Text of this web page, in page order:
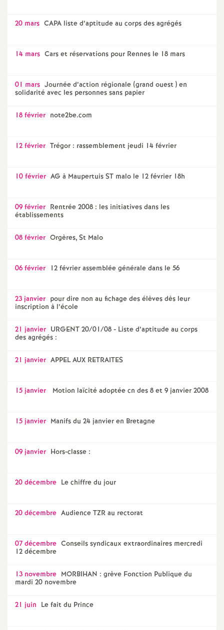
20 mars CAPA liste d’aptitude au corps des agrégés
14 mars Cars et réservations pour Rennes le 18 mars
01 mars Journée d’action régionale (grand ouest ) en
solidarité avec les personnes sans papier
18 février note2be.com
12 février Trégor : rassemblement jeudi 14 février
10 février AG à Maupertuis ST malo le 12 février 18h
09 février Rentrée 2008 : les initiatives dans les
établissements
08 février Orgères, St Malo
06 février 12 février assemblée générale dans le 56
23 janvier pour dire non au fichage des élèves dès leur
inscription à l’école
21 janvier URGENT 20/01/08 - Liste d’aptitude au corps
des agrégés :
21 janvier APPEL AUX RETRAITES
15 janvier Motion laïcité adoptée cn des 8 et 9 janvier 2008
15 janvier Manifs du 24 janvier en Bretagne
09 janvier Hors-classe :
20 décembre Le chiffre du jour
20 décembre Audience TZR au rectorat
07 décembre Conseils syndicaux extraordinaires mercredi
12 décembre
13 novembre MORBIHAN : grève Fonction Publique du
mardi 20 novembre
21 juin Le fait du Prince